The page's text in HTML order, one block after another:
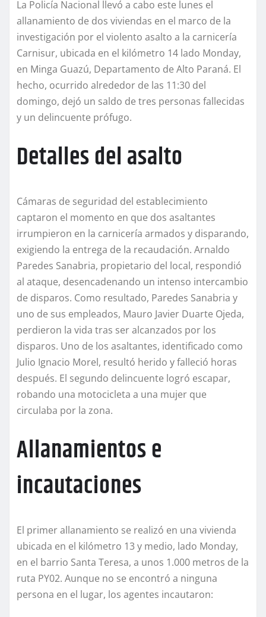
La Policía Nacional llevó a cabo este lunes el
allanamiento de dos viviendas en el marco de la
investigación por el violento asalto a la carnicería
Carnisur, ubicada en el kilómetro 14 lado Monday,
en Minga Guazú, Departamento de Alto Paraná. El
hecho, ocurrido alrededor de las 11:30 del
domingo, dejó un saldo de tres personas fallecidas
y un delincuente prófugo.
Detalles del asalto
Cámaras de seguridad del establecimiento
captaron el momento en que dos asaltantes
irrumpieron en la carnicería armados y disparando,
exigiendo la entrega de la recaudación. Arnaldo
Paredes Sanabria, propietario del local, respondió
al ataque, desencadenando un intenso intercambio
de disparos. Como resultado, Paredes Sanabria y
uno de sus empleados, Mauro Javier Duarte Ojeda,
perdieron la vida tras ser alcanzados por los
disparos. Uno de los asaltantes, identificado como
Julio Ignacio Morel, resultó herido y falleció horas
después. El segundo delincuente logró escapar,
robando una motocicleta a una mujer que
circulaba por la zona.
Allanamientos e
incautaciones
El primer allanamiento se realizó en una vivienda
ubicada en el kilómetro 13 y medio, lado Monday,
en el barrio Santa Teresa, a unos 1.000 metros de la
ruta PY02. Aunque no se encontró a ninguna
persona en el lugar, los agentes incautaron: